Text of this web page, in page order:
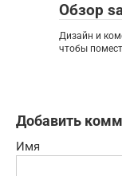
Обзор
Дизайн и
чтобы
Добавить
Имя